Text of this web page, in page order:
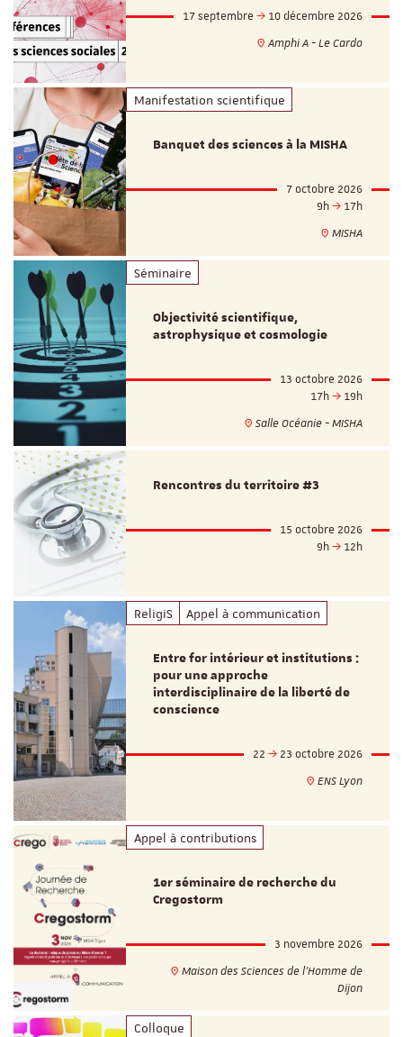
17 septembre
10 décembre 2026
Amphi A - Le Cardo
Manifestation scientifique
Banquet des sciences à la MISHA
7 octobre 2026
9h
17h
MISHA
Séminaire
Objectivité scientifique,
astrophysique et cosmologie
13 octobre 2026
17h
19h
Salle Océanie - MISHA
Rencontres du territoire #3
15 octobre 2026
9h
12h
ReligiS Appel à communication
Entre for intérieur et institutions :
pour une approche
interdisciplinaire de la liberté de
conscience
22
23 octobre 2026
ENS Lyon
Appel à contributions
1er séminaire de recherche du
Cregostorm
3 novembre 2026
Maison des Sciences de l'Homme de
Dijon
Colloque